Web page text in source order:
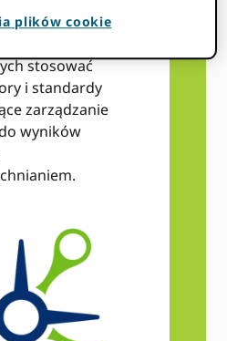
do korzystania
stosować
i standardy
zarządzanie
wyników
plików cookie